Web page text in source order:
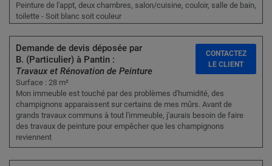
Peinture de l'appt, deux chambres, salon/cuisine, couloir, salle de bain,
toilette - Soit blanc soit couleur
Demande de devis déposée par
B. (Particulier) à Pantin :
Travaux et Rénovation de Peinture
Surface : 28 m²
Mon immeuble est touché par des problèmes d'humidité, des
champignons apparaissent sur certains de mes mûrs. Avant de
grands travaux communs à tout l'immeuble, j'aurais besoin de faire
des travaux de peinture pour empêcher que les champignons
reviennent
CONTACTEZ
LE CLIENT